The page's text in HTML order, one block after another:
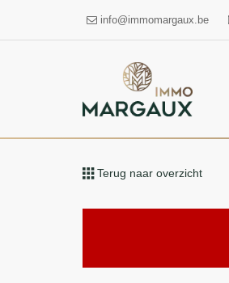
info@immomargaux.be
Terug naar overzicht